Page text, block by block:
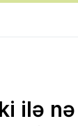
ilə